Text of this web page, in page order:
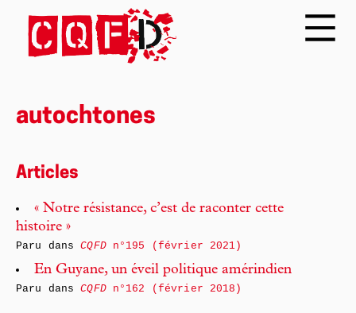
autochtones
Articles
« Notre résistance, c’est de raconter cette
histoire »
Paru dansCQFDn°195 (février 2021)
En Guyane, un éveil politique amérindien
Paru dansCQFDn°162 (février 2018)